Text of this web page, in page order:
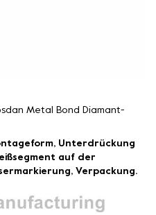
Metal Bond Diamant-
Unterdrückung
auf der
Verpackung.